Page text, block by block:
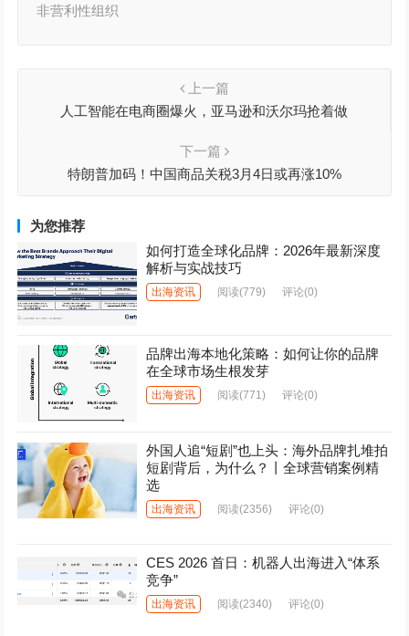
非营利性组织
上一篇
人工智能在电商圈爆火，亚马逊和沃尔玛抢着做
下一篇
特朗普加码！中国商品关税3月4日或再涨10%
为您推荐
如何打造全球化品牌：2026年最新深度
解析与实战技巧
出海资讯 阅读(779) 评论(0)
品牌出海本地化策略：如何让你的品牌
在全球市场生根发芽
出海资讯 阅读(771) 评论(0)
外国人追“短剧”也上头：海外品牌扎堆拍
短剧背后，为什么？丨全球营销案例精
选
出海资讯 阅读(2356) 评论(0)
CES 2026 首日：机器人出海进入“体系
竞争”
出海资讯 阅读(2340) 评论(0)